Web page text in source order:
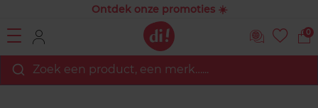
Ontdek onze promoties ☀️
0
Zoek een product, een merk…...